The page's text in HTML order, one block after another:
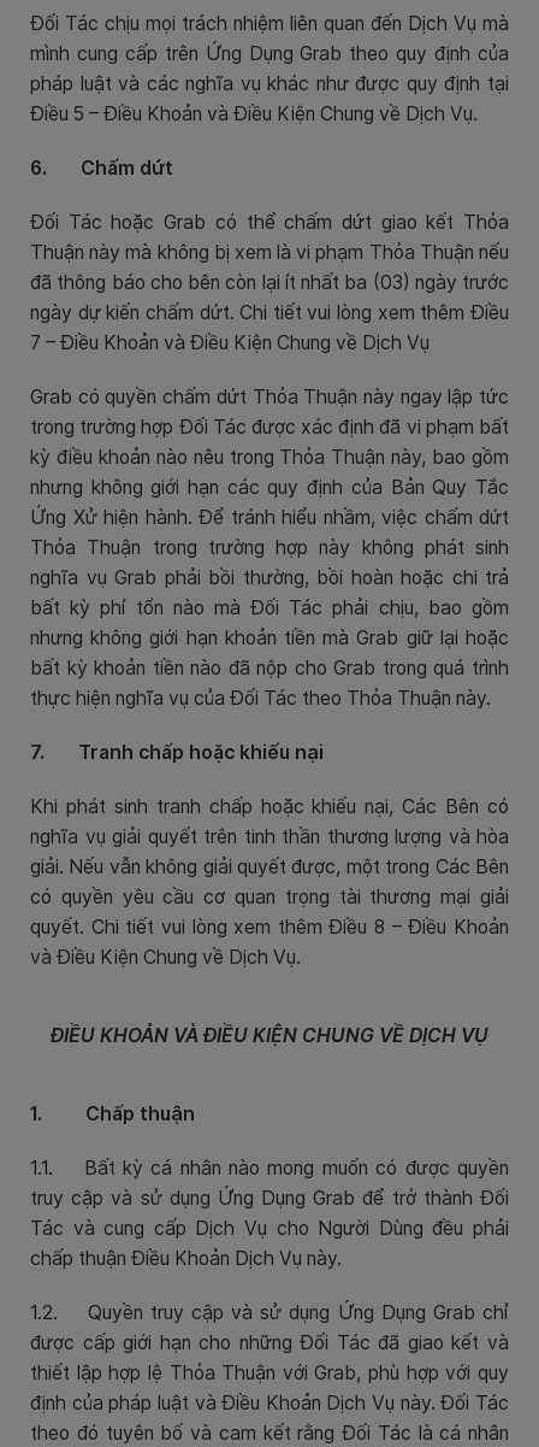
Đối Tác chịu mọi trách nhiệm liên quan đến Dịch Vụ mà
mình cung cấp trên Ứng Dụng Grab theo quy định của
pháp luật và các nghĩa vụ khác như được quy định tại
Điều 5 – Điều Khoản và Điều Kiện Chung về Dịch Vụ.
6. Chấm dứt
Đối Tác hoặc Grab có thể chấm dứt giao kết Thỏa
Thuận này mà không bị xem là vi phạm Thỏa Thuận nếu
đã thông báo cho bên còn lại ít nhất ba (03) ngày trước
ngày dự kiến chấm dứt. Chi tiết vui lòng xem thêm Điều
7 – Điều Khoản và Điều Kiện Chung về Dịch Vụ
Grab có quyền chấm dứt Thỏa Thuận này ngay lập tức
trong trường hợp Đối Tác được xác định đã vi phạm bất
kỳ điều khoản nào nêu trong Thỏa Thuận này, bao gồm
nhưng không giới hạn các quy định của Bản Quy Tắc
Ứng Xử hiện hành. Để tránh hiểu nhầm, việc chấm dứt
Thỏa Thuận trong trường hợp này không phát sinh
nghĩa vụ Grab phải bồi thường, bồi hoàn hoặc chi trả
bất kỳ phí tổn nào mà Đối Tác phải chịu, bao gồm
nhưng không giới hạn khoản tiền mà Grab giữ lại hoặc
bất kỳ khoản tiền nào đã nộp cho Grab trong quá trình
thực hiện nghĩa vụ của Đối Tác theo Thỏa Thuận này.
7. Tranh chấp hoặc khiếu nại
Khi phát sinh tranh chấp hoặc khiếu nại, Các Bên có
nghĩa vụ giải quyết trên tinh thần thương lượng và hòa
giải. Nếu vẫn không giải quyết được, một trong Các Bên
có quyền yêu cầu cơ quan trọng tài thương mại giải
quyết. Chi tiết vui lòng xem thêm Điều 8 – Điều Khoản
và Điều Kiện Chung về Dịch Vụ.
ĐIỀU KHOẢN VÀ ĐIỀU KIỆN CHUNG VỀ DỊCH VỤ
1. Chấp thuận
1.1. Bất kỳ cá nhân nào mong muốn có được quyền
truy cập và sử dụng Ứng Dụng Grab để trở thành Đối
Tác và cung cấp Dịch Vụ cho Người Dùng đều phải
chấp thuận Điều Khoản Dịch Vụ này.
1.2. Quyền truy cập và sử dụng Ứng Dụng Grab chỉ
được cấp giới hạn cho những Đối Tác đã giao kết và
thiết lập hợp lệ Thỏa Thuận với Grab, phù hợp với quy
định của pháp luật và Điều Khoản Dịch Vụ này. Đối Tác
theo đó tuyên bố và cam kết rằng Đối Tác là cá nhân